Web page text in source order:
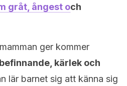
gråt, ångest och
ger kommer
kärlek och
lär barnet sig att känna sig